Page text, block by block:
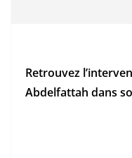
Retrouvez
Abdelfattah dans